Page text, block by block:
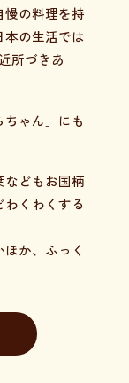
慢の料理を持
の生活では
所づきあ
ゃん」にも
などもお国柄
くわくする
か、ふっく